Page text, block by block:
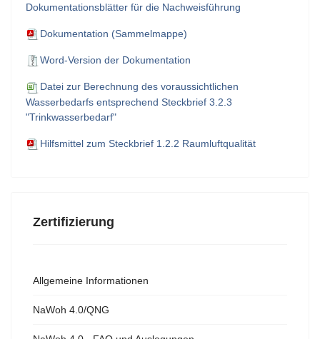
Dokumentationsblätter für die Nachweisführung
Dokumentation (Sammelmappe)
Word-Version der Dokumentation
Datei zur Berechnung des voraussichtlichen
Wasserbedarfs entsprechend Steckbrief 3.2.3
"Trinkwasserbedarf"
Hilfsmittel zum Steckbrief 1.2.2 Raumluftqualität
Zertifizierung
Allgemeine Informationen
NaWoh 4.0/QNG